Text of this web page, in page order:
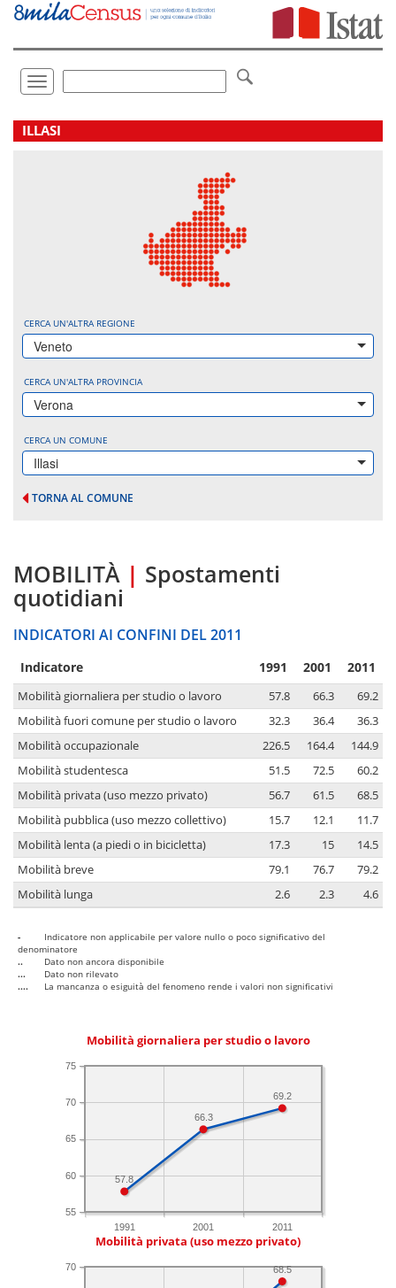
Vai
direttamente
Toggle
navigation
.
ILLASI
CERCA UN'ALTRA REGIONE
Veneto
CERCA UN'ALTRA PROVINCIA
Verona
CERCA UN COMUNE
Illasi
TORNA AL COMUNE
MOBILITÀ | Spostamenti
quotidiani
INDICATORI AI CONFINI DEL 2011
Indicatore 1991 2001 2011
Mobilità giornaliera per studio o lavoro 57.8 66.3
69.2
Mobilità fuori comune per studio o lavoro
32.3 36.4
36.3
Mobilità occupazionale
226.5 164.4
144.9
Mobilità studentesca
51.5 72.5
60.2
Mobilità privata (uso mezzo privato)
56.7 61.5
68.5
Mobilità pubblica (uso mezzo collettivo)
15.7 12.1
11.7
Mobilità lenta (a piedi o in bicicletta)
17.3 15
14.5
Mobilità breve
79.1 76.7
79.2
Mobilità lunga
2.6 2.3 4.6
-
Indicatore non applicabile per valore nullo o poco significativo del
denominatore
..
Dato non ancora disponibile
...
Dato non rilevato
....
La mancanza o esiguità del fenomeno rende i valori non significativi
Mobilità giornaliera per studio o lavoro
1991 2001 2011
55
60
65
70
75
69.2
66.3
57.8
Mobilità privata (uso mezzo privato)
70 68.5